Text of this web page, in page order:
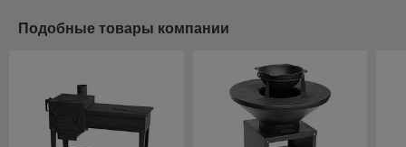
Подобные товары компании